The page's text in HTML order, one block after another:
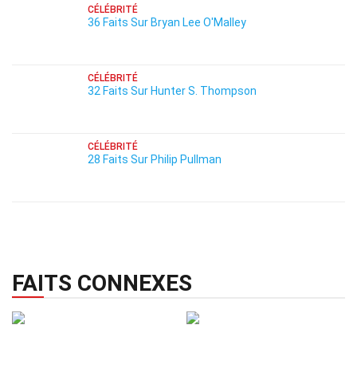
CÉLÉBRITÉ
36 Faits Sur Bryan Lee O'Malley
CÉLÉBRITÉ
32 Faits Sur Hunter S. Thompson
CÉLÉBRITÉ
28 Faits Sur Philip Pullman
FAITS CONNEXES